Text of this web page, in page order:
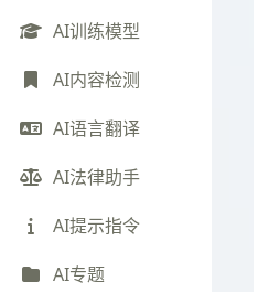
AI训练模型
AI内容检测
AI语言翻译
AI法律助手
AI提示指令
AI专题